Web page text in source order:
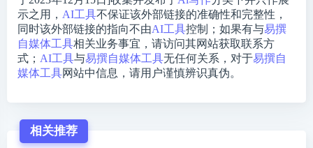
示之用， AI工具不保证该外部链接的准确性和完整性，
同时该外部链接的指向不由AI工具控制；如果有与易撰
自媒体工具相关业务事宜，请访问其网站获取联系方
式； AI工具与易撰自媒体工具无任何关系，对于易撰自
媒体工具网站中信息，请用户谨慎辨识真伪。
相关推荐